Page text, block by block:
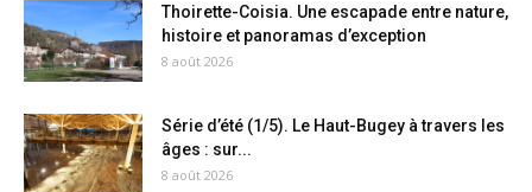
Thoirette-Coisia. Une escapade entre nature,
histoire et panoramas d’exception
8 août 2026
Série d’été (1/5). Le Haut-Bugey à travers les
âges : sur...
8 août 2026